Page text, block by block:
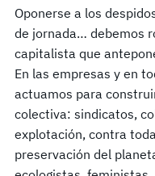
Oponerse a los
de jornada… debemos
capitalista que
En las empresas y en
actuamos para
colectiva: sindicatos,
explotación, contra
preservación del